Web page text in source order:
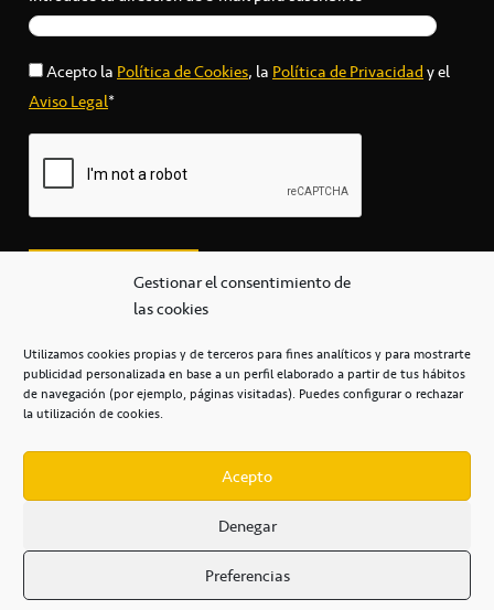
Gestionar el consentimiento de
las cookies
Utilizamos cookies propias y de terceros para fines analíticos y para mostrarte
publicidad personalizada en base a un perfil elaborado a partir de tus hábitos
de navegación (por ejemplo, páginas visitadas). Puedes configurar o rechazar
la utilización de cookies.
Acepto
Denegar
Preferencias
Acepto la Política de Cookies, la Política de Privacidady el
Aviso Legal*
secretaria@cbcanarias.es
+34 922 253 684
Casa del Deporte / 38108 – La Laguna
POLÍTICA DE PRIVACIDAD / POLÍTICA DE COOKIES /
AVISO LEGAL / CONDICIONES